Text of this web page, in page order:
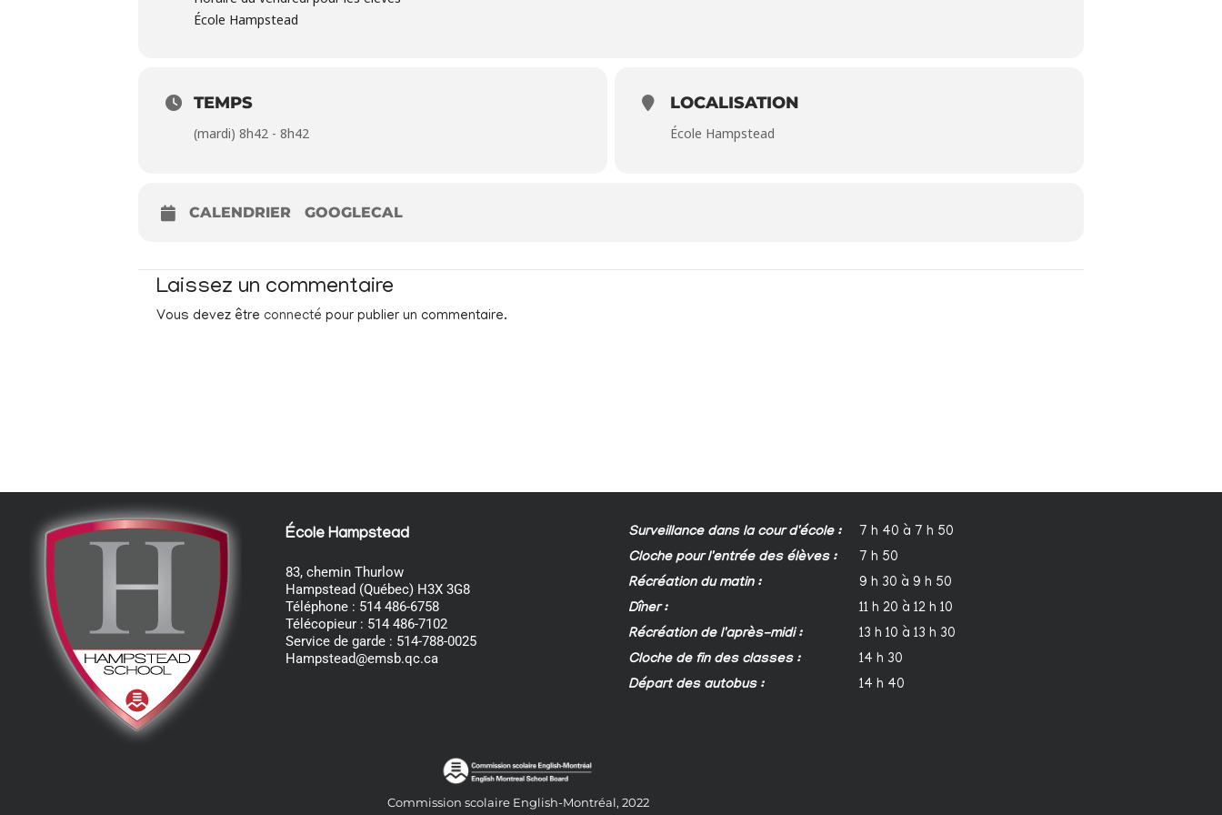
École Hampstead
TEMPS
(mardi) 8h42 - 8h42
LOCALISATION
École Hampstead
CALENDRIER GOOGLECAL
Laissez un commentaire
Vous devez être connecté pour publier un commentaire.
École Hampstead
83, chemin Thurlow
Hampstead (Québec) H3X 3G8
Téléphone : 514 486-6758
Télécopieur : 514 486-7102
Service de garde : 514-788-0025
Hampstead@emsb.qc.ca
Surveillance dans la cour d'école :
7 h 40 à 7 h 50
Cloche pour l'entrée des élèves :
7 h 50
Récréation du matin :
9 h 30 à 9 h 50
Dîner :
11 h 20 à 12 h 10
Récréation de l'après-midi :
13 h 10 à 13 h 30
Cloche de fin des classes :
14 h 30
Départ des autobus :
14 h 40
Commission scolaire English-Montréal, 2022